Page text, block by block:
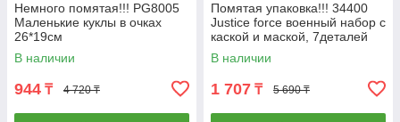
Немного помятая!!! PG8005
Маленькие куклы в очках
26*19см
В наличии
944 ₸ 4 720 ₸
Помятая упаковка!!! 34400
Justice force военный набор с
каской и маской, 7деталей
47*38см
В наличии
1 707 ₸ 5 690 ₸